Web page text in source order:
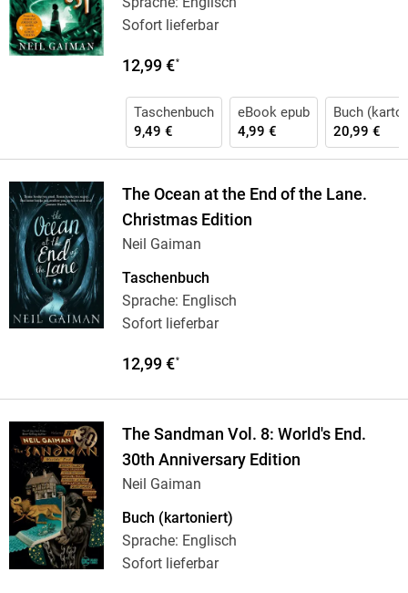
Sofort lieferbar
12,99 €*
Taschenbuch
9,49 €
eBook epub
4,99 €
Buch
20,99 €
The Ocean at the End of the Lane.
Christmas Edition
Neil Gaiman
Taschenbuch
Sprache: Englisch
Sofort lieferbar
12,99 €*
The Sandman Vol. 8: World's End.
30th Anniversary Edition
Neil Gaiman
Buch (kartoniert)
Sprache: Englisch
Sofort lieferbar